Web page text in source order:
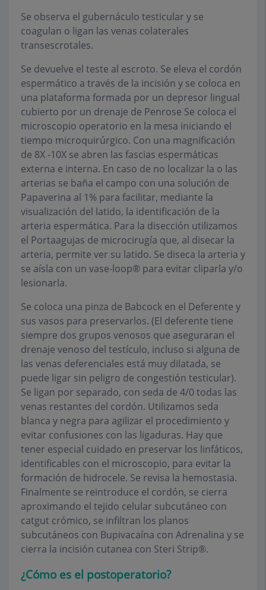
Se observa el gubernáculo testicular y se
coagulan o ligan las venas colaterales
transescrotales.
Se devuelve el teste al escroto. Se eleva el cordón
espermático a través de la incisión y se coloca en
una plataforma formada por un depresor lingual
cubierto por un drenaje de Penrose Se coloca el
microscopio operatorio en la mesa iniciando el
tiempo microquirúrgico. Con una magnificación
de 8X -10X se abren las fascias espermáticas
externa e interna. En caso de no localizar la o las
arterias se baña el campo con una solución de
Papaverina al 1% para facilitar, mediante la
visualización del latido, la identificación de la
arteria espermática. Para la disección utilizamos
el Portaagujas de microcirugía que, al disecar la
arteria, permite ver su latido. Se diseca la arteria y
se aísla con un vase-loop® para evitar cliparla y/o
lesionarla.
Se coloca una pinza de Babcock en el Deferente y
sus vasos para preservarlos. (El deferente tiene
siempre dos grupos venosos que aseguraran el
drenaje venoso del testículo, incluso si alguna de
las venas deferenciales está muy dilatada, se
puede ligar sin peligro de congestión testicular).
Se ligan por separado, con seda de 4/0 todas las
venas restantes del cordón. Utilizamos seda
blanca y negra para agilizar el procedimiento y
evitar confusiones con las ligaduras. Hay que
tener especial cuidado en preservar los linfáticos,
identificables con el microscopio, para evitar la
formación de hidrocele. Se revisa la hemostasia.
Finalmente se reintroduce el cordón, se cierra
aproximando el tejido celular subcutáneo con
catgut crómico, se infiltran los planos
subcutáneos con Bupivacaína con Adrenalina y se
cierra la incisión cutanea con Steri Strip®.
¿Cómo es el postoperatorio?